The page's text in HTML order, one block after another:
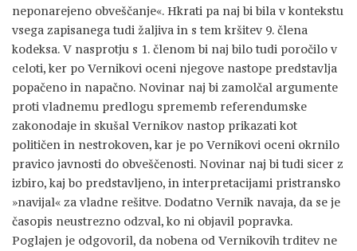
neponarejeno obveščanje«. Hkrati pa naj bi bila v kontekstu
vsega zapisanega tudi žaljiva in s tem kršitev 9. člena
kodeksa. V nasprotju s 1. členom bi naj bilo tudi poročilo v
celoti, ker po Vernikovi oceni njegove nastope predstavlja
popačeno in napačno. Novinar naj bi zamolčal argumente
proti vladnemu predlogu sprememb referendumske
zakonodaje in skušal Vernikov nastop prikazati kot
političen in nestrokoven, kar je po Vernikovi oceni okrnilo
pravico javnosti do obveščenosti. Novinar naj bi tudi sicer z
izbiro, kaj bo predstavljeno, in interpretacijami pristransko
»navijal« za vladne rešitve. Dodatno Vernik navaja, da se je
časopis neustrezno odzval, ko ni objavil popravka.
Poglajen je odgovoril, da nobena od Vernikovih trditev ne